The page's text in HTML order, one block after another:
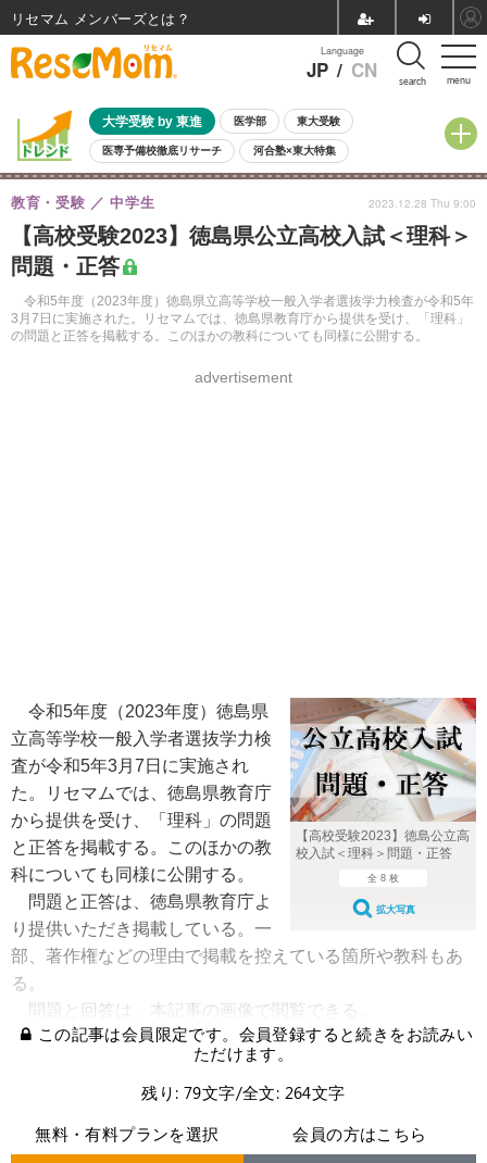
menu
Language
JP / CN search
大学受験 by 東進 医学部 東大受験
医専予備校徹底リサーチ 河合塾×東大特集
親子で考える大学選び 高校受験 中学受験 小学校受験
共通テスト 夏休み
8月開催イベント・WS 全国公立高校 過去問 人気記事
自由研究教材（小学生向け）
【高校受験2023】徳島県公立高校入試＜理科＞
問題・正答
令和5年度（2023年度）徳島県立高等学校一般入学者選抜学力検査が令和5年
3月7日に実施された。リセマムでは、徳島県教育庁から提供を受け、「理科」
の問題と正答を掲載する。このほかの教科についても同様に公開する。
教育・受験 中学生
advertisement
2023.12.28 Thu 9:00
【高校受験2023】徳島公立高
校入試＜理科＞問題・正答
全 8 枚
拡大写真
令和5年度（2023年度）徳島県
立高等学校一般入学者選抜学力検
査が令和5年3月7日に実施され
た。リセマムでは、徳島県教育庁
から提供を受け、「理科」の問題
と正答を掲載する。このほかの教
科についても同様に公開する。
問題と正答は、徳島県教育庁よ
り提供いただき掲載している。一
部、著作権などの理由で掲載を控えている箇所や教科もあ
る。
問題と回答は、本記事の画像で閲覧できる。
この記事は会員限定です。会員登録すると続きをお読みい
ただけます。
残り: 79文字/全文: 264文字
無料・有料プランを選択
会員の方はこちら
リセマム メンバーズ